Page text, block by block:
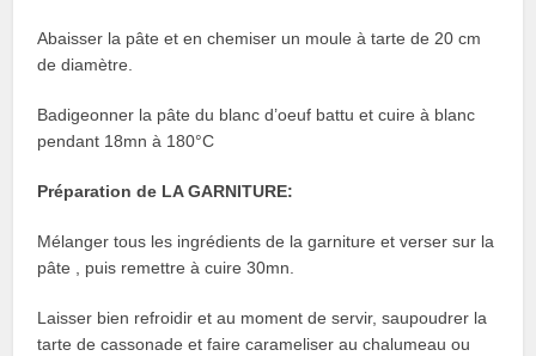
Abaisser la pâte et en chemiser un moule à tarte de 20 cm
de diamètre.
Badigeonner la pâte du blanc d’oeuf battu et cuire à blanc
pendant 18mn à 180°C
Préparation de LA GARNITURE:
Mélanger tous les ingrédients de la garniture et verser sur la
pâte , puis remettre à cuire 30mn.
Laisser bien refroidir et au moment de servir, saupoudrer la
tarte de cassonade et faire carameliser au chalumeau ou